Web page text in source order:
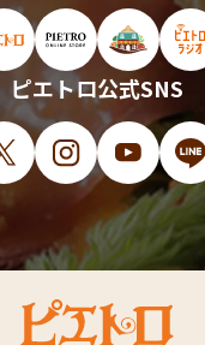
ピエトロ公式サイト（
ピエトロオンラ
ピエトロ
ピエトロ公式SNS
X（新しいウィンドウで
Instagram（新